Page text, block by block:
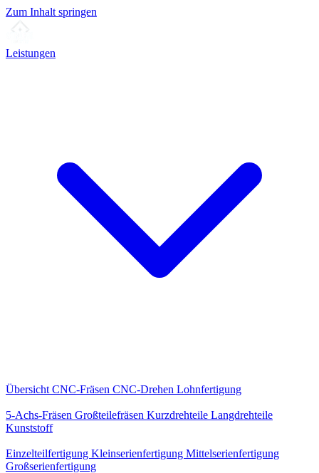
Zum Inhalt springen
Leistungen
Übersicht CNC-Fräsen CNC-Drehen Lohnfertigung
5-Achs-Fräsen Großteilefräsen Kurzdrehteile Langdrehteile
Kunststoff
Einzelteilfertigung Kleinserienfertigung Mittelserienfertigung
Großserienfertigung